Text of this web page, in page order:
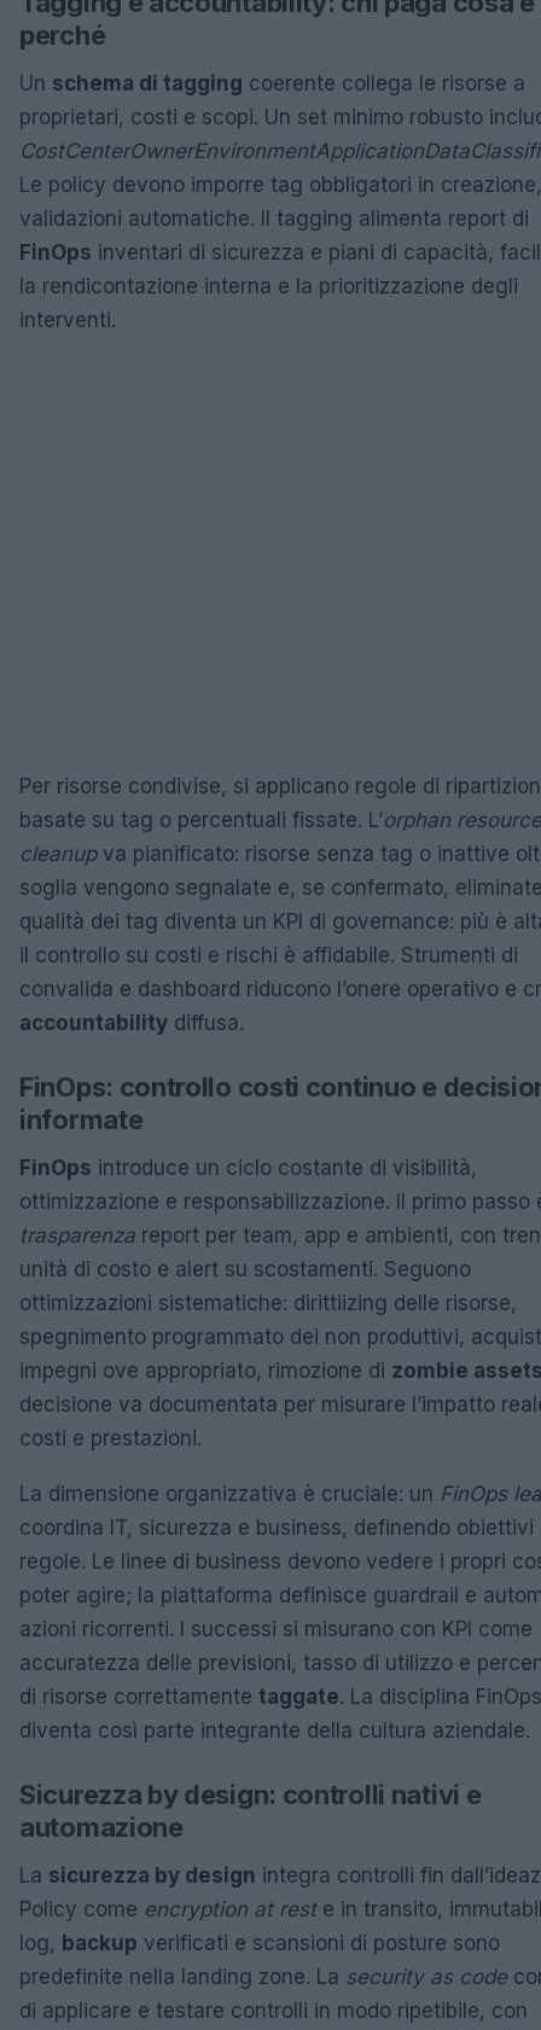
perché
Un schema di tagging coerente collega le risorse a
proprietari, costi e scopi. Un set minimo robusto
CostCenterOwnerEnvironmentApplication
Le policy devono imporre tag obbligatori in
validazioni automatiche. Il tagging alimenta report di
FinOps inventari di sicurezza e piani di capacità,
la rendicontazione interna e la prioritizzazione degli
interventi.
Per risorse condivise, si applicano regole di
basate su tag o percentuali fissate. L’orphan resource
cleanupva pianificato: risorse senza tag o inattive
soglia vengono segnalate e, se confermato,
qualità dei tag diventa un KPI di governance: più è
il controllo su costi e rischi è affidabile. Strumenti di
convalida e dashboard riducono l’onere operativo e
accountability diffusa.
FinOps: controllo costi continuo e
informate
FinOps introduce un ciclo costante di visibilità,
ottimizzazione e responsabilizzazione. Il primo passo
trasparenza report per team, app e ambienti, con
unità di costo e alert su scostamenti. Seguono
ottimizzazioni sistematiche: dirittiizing delle risorse,
spegnimento programmato dei non produttivi,
impegni ove appropriato, rimozione di zombie
decisione va documentata per misurare l’impatto
costi e prestazioni.
La dimensione organizzativa è cruciale: un FinOps
coordina IT, sicurezza e business, definendo obiettivi
regole. Le linee di business devono vedere i propri
poter agire; la piattaforma definisce guardrail e
azioni ricorrenti. I successi si misurano con KPI come
accuratezza delle previsioni, tasso di utilizzo e
di risorse correttamente taggate. La disciplina FinOps
diventa così parte integrante della cultura aziendale.
Sicurezza by design: controlli nativi e
automazione
La sicurezza by design integra controlli fin
Policy come encryption at reste in transito,
log, backup verificati e scansioni di posture sono
predefinite nella landing zone. La security as code
di applicare e testare controlli in modo ripetibile, con